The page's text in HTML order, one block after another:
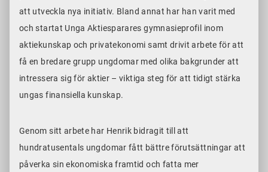
att utveckla nya initiativ. Bland annat har han varit med
och startat Unga Aktiesparares gymnasieprofil inom
aktiekunskap och privatekonomi samt drivit arbete för att
få en bredare grupp ungdomar med olika bakgrunder att
intressera sig för aktier – viktiga steg för att tidigt stärka
ungas finansiella kunskap.
Genom sitt arbete har Henrik bidragit till att
hundratusentals ungdomar fått bättre förutsättningar att
påverka sin ekonomiska framtid och fatta mer